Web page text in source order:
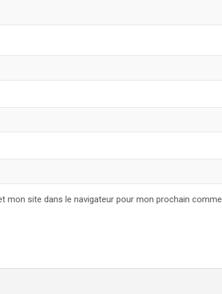
mon site dans le navigateur pour mon prochain